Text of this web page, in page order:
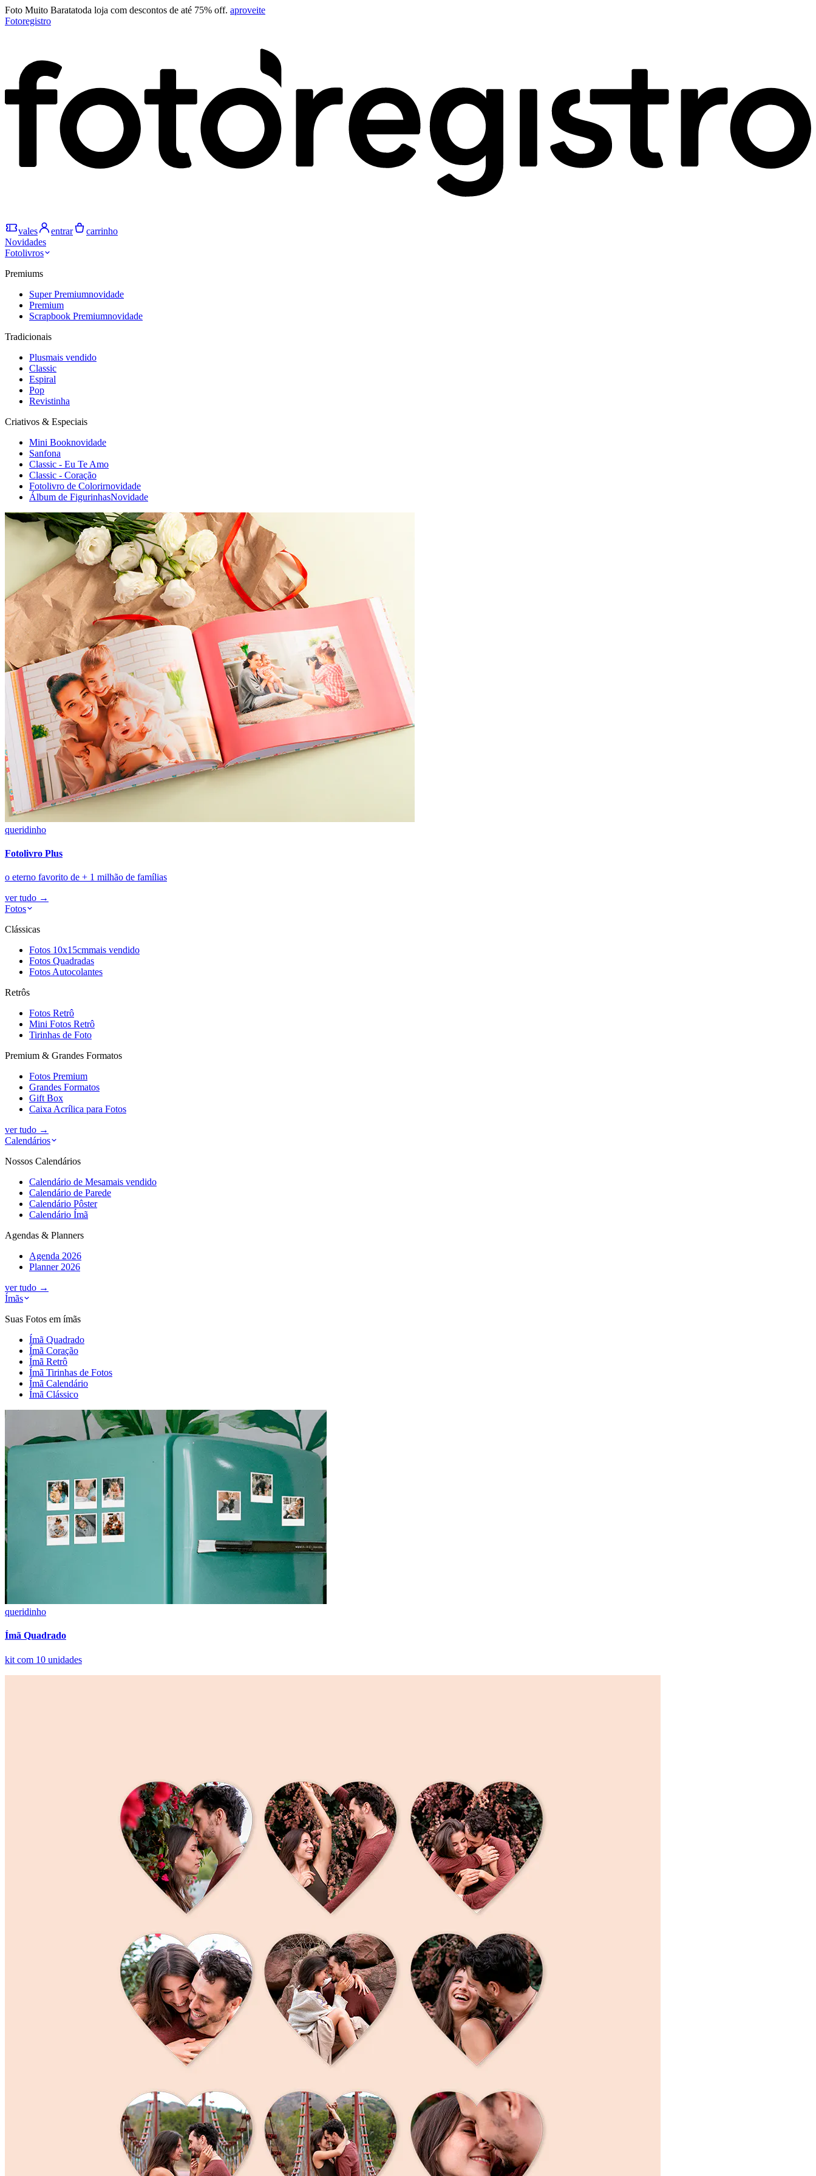
Foto Muito Baratatoda loja com descontos de até 75% off. aproveite
Fotoregistro
vales entrar
carrinho
Novidades
Fotolivros
Premiums
Super Premiumnovidade
Premium
Scrapbook Premiumnovidade
Tradicionais
Plusmais vendido
Classic
Espiral
Pop
Revistinha
Criativos & Especiais
Mini Booknovidade
Sanfona
Classic - Eu Te Amo
Classic - Coração
Fotolivro de Colorirnovidade
Álbum de FigurinhasNovidade
queridinho
Fotolivro Plus
o eterno favorito de + 1 milhão de famílias
ver tudo →
Fotos
Clássicas
Fotos 10x15cmmais vendido
Fotos Quadradas
Fotos Autocolantes
Retrôs
Fotos Retrô
Mini Fotos Retrô
Tirinhas de Foto
Premium & Grandes Formatos
Fotos Premium
Grandes Formatos
Gift Box
Caixa Acrílica para Fotos
ver tudo →
Calendários
Nossos Calendários
Calendário de Mesamais vendido
Calendário de Parede
Calendário Pôster
Calendário Ímã
Agendas & Planners
Agenda 2026
Planner 2026
ver tudo →
Ímãs
Suas Fotos em ímãs
Ímã Quadrado
Ímã Coração
Ímã Retrô
Ímã Tirinhas de Fotos
Ímã Calendário
Ímã Clássico
queridinho
Ímã Quadrado
kit com 10 unidades